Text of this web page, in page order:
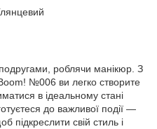
роблячи манікюр. З
№006 ви легко створите
в ідеальному стані
до важливої події —
підкреслити свій стиль і